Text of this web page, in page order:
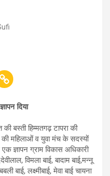
दिया
बस्ती हिम्मतगढ़ टापरा की
महिलाओं व युवा मंच के सदस्यों
ज्ञापन ग्राम विकास अधिकारी
विमला बाई, बादाम बाई,मन्नू
बाई, लक्ष्मीबाई, मेवा बाई चायना